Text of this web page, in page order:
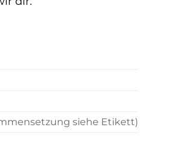
siehe Etikett)